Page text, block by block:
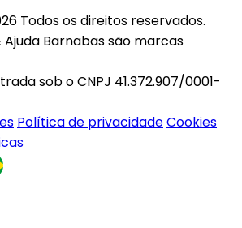
Todos os direitos reservados.
Ajuda Barnabas são marcas
sob o CNPJ 41.372.907/0001-
Política de privacidadeCookies